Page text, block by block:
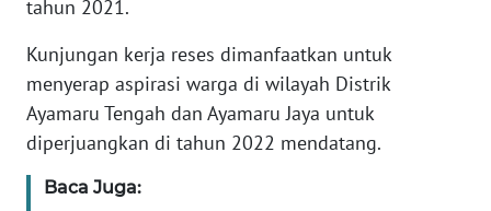
tahun 2021.
Kunjungan kerja reses dimanfaatkan untuk
menyerap aspirasi warga di wilayah Distrik
Ayamaru Tengah dan Ayamaru Jaya untuk
diperjuangkan di tahun 2022 mendatang.
Baca Juga:
Regional
WN
SUMUT
WN
JAKARTA